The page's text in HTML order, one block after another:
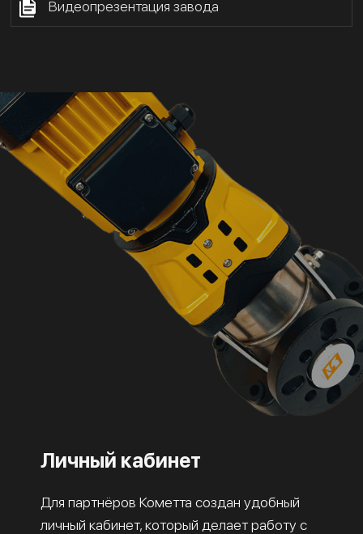
Видеопрезентация завода
Личный кабинет
Для партнёров Кометта создан удобный
личный кабинет, который делает работу с